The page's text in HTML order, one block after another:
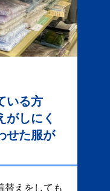
いる方
がしにく
せた服が
替えをしても